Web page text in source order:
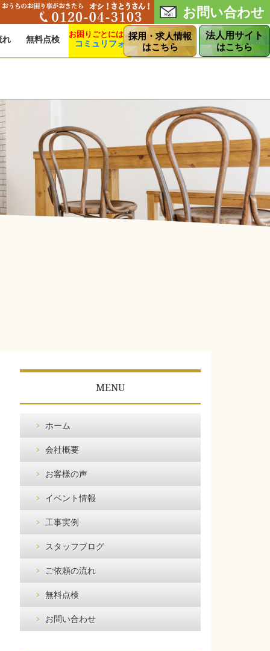
お問い合わせ
採用・求人情報
はこちら
法人用サイト
はこちら
れ 無料点検 コミュリフォ ショップ
MENU
ホーム
会社概要
お客様の声
イベント情報
工事実例
スタッフブログ
ご依頼の流れ
無料点検
お問い合わせ